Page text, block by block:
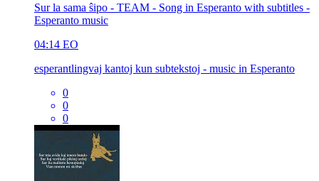
Sur la sama ŝipo - TEAM - Song in Esperanto with subtitles -
Esperanto music
04:14 EO
esperantlingvaj kantoj kun subtekstoj - music in Esperanto
0
0
0